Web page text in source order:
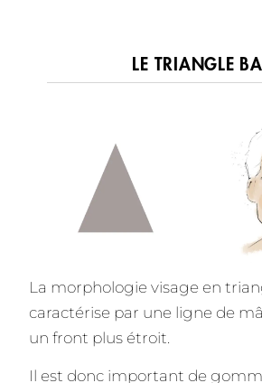
LE TRIANGLE
La morphologie visage en
caractérise par une ligne de
un front plus étroit.
Il est donc important de